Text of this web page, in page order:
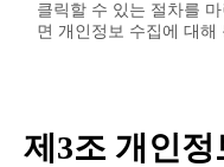
클릭할 수 있는 절차를
면 개인정보 수집에 대해
제3조 개인